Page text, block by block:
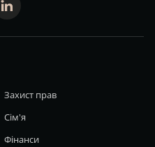
linkedin
Захист прав
Сім'я
Фінанси